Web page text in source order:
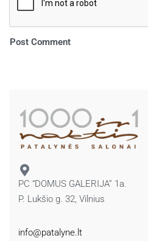
PC “DOMUS GALERIJA” 1a.
P. Lukšio g. 32, Vilnius
info@patalyne.lt